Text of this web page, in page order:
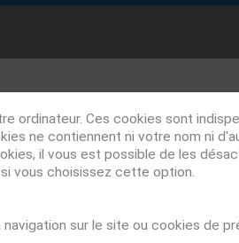
ordinateur. Ces cookies sont
ne contiennent ni votre nom ni
il vous est possible de les
vous choisissez cette option.
sur le site ou cookies de